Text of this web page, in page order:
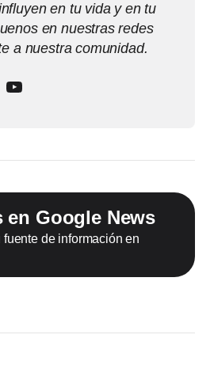
en tu vida y en tu
en nuestras redes
a nuestra comunidad.
en Google News
de información en